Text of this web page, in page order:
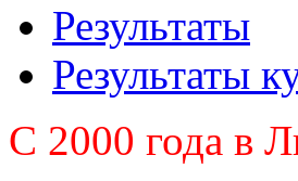
Результаты
Результаты
C 2000 года в